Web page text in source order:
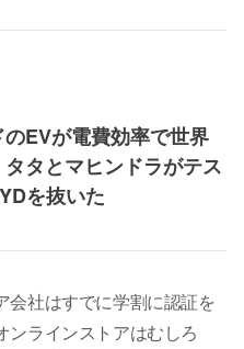
のEVが電費効率で世界
タとマヒンドラがテス
を抜いた
会社はすでに学割に認証を
ンラインストアはむしろ